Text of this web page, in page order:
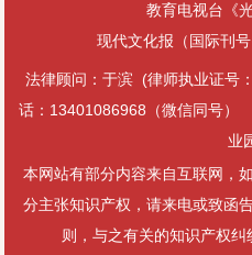
教育电视台《
现代文化报（国际刊
法律顾问：于滨 (律师执业证号
话：13401086968（微信同号）
业
本网站有部分内容来自互联网，
分主张知识产权，请来电或致函
则，与之有关的知识产权纠